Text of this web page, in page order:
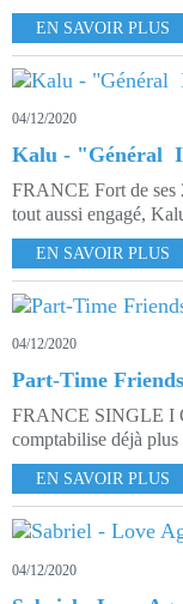
EN SAVOIR PLUS
04/12/2020
Kalu - "Général
FRANCE Fort de ses
tout aussi engagé,
EN SAVOIR PLUS
04/12/2020
Part-Time
FRANCE SINGLE I
comptabilise déjà
EN SAVOIR PLUS
04/12/2020